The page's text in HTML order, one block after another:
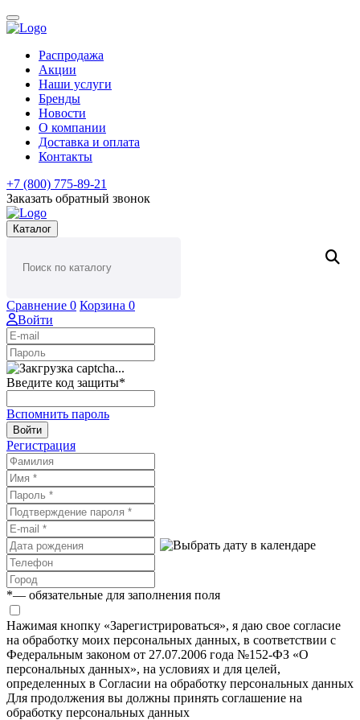
Распродажа
Акции
Наши услуги
Бренды
Новости
О компании
Доставка и оплата
Контакты
+7 (800) 775-89-21
Заказать обратный звонок
Каталог
Сравнение 0 Корзина 0
Войти
Введите код защиты*
Вспомнить пароль
Войти
Регистрация
*— обязательные для заполнения поля
Нажимая кнопку «Зарегистрироваться», я даю свое согласие
на обработку моих персональных данных, в соответствии с
Федеральным законом от 27.07.2006 года №152-ФЗ «О
персональных данных», на условиях и для целей,
определенных в Согласии на обработку персональных данных
Для продолжения вы должны принять соглашение на
обработку персональных данных